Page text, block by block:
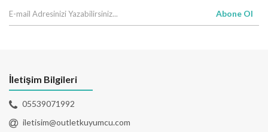
Abone Ol
İletişim Bilgileri
05539071992
iletisim@outletkuyumcu.com